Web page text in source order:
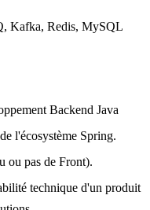
Kafka, Redis, MySQL
Backend Java
l'écosystème Spring.
ou pas de Front).
technique d'un produit